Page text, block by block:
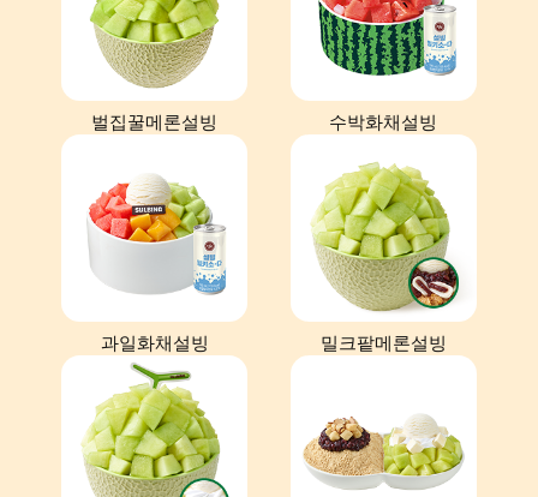
벌집꿀메론설빙 수박화채설빙
과일화채설빙 밀크팥메론설빙